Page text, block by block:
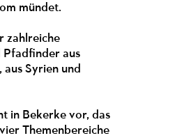
mündet.
zahlreiche
Pfadfinder aus
Syrien und
in Bekerke vor, das
Themenbereiche